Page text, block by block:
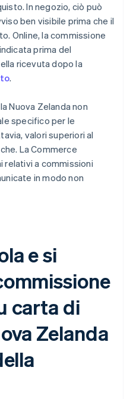
In negozio, ciò può
ben visibile prima che il
Online, la commissione
prima del
ricevuta dopo la
.
Nuova Zelanda non
specifico per le
valori superiori al
La Commerce
relativi a commissioni
in modo non
e si
carta di
Zelanda